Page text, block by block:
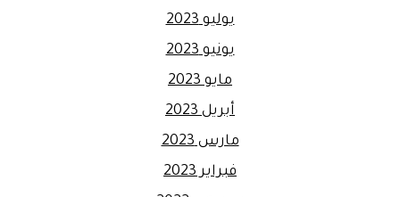
يوليو 2023
يونيو 2023
مايو 2023
أبريل 2023
مارس 2023
فبراير 2023